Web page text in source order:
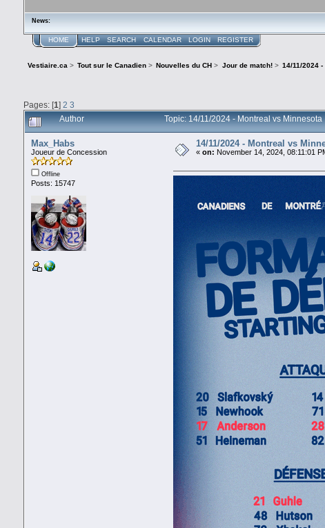
News:
HOME HELP SEARCH CALENDAR LOGIN REGISTER
Vestiaire.ca > Tout sur le Canadien > Nouvelles du CH > Jour de match!> 14/11/2024
Pages: [1] 2 3
Author Topic: 14/11/2024 - Montreal vs
Max_Habs
Joueur de Concession
Offline
Posts: 15747
14/11/2024 - Montreal vs
« on: November 14, 2024, 08:11:01